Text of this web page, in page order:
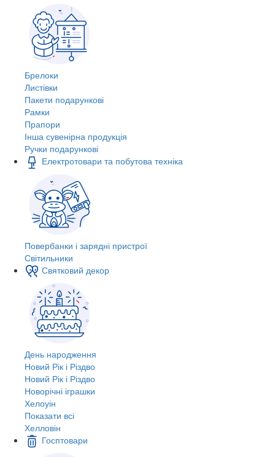
Брелоки
Листівки
Пакети подарункові
Рамки
Прапори
Інша сувенірна продукція
Ручки подарункові
Електротовари та побутова техніка
Повербанки і зарядні пристрої
Світильники
Святковий декор
День народження
Новий Рік і Різдво
Новий Рік і Різдво
Новорічні іграшки
Хелоуін
Показати всі
Хелловін
Госптовари